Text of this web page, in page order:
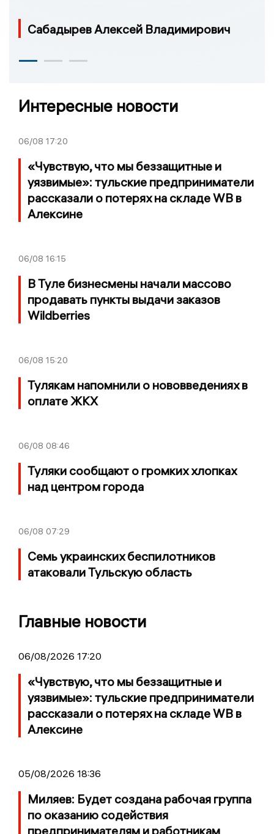
Сабадырев Алексей Владимирович
Интересные новости
06/08 17:20
«Чувствую, что мы беззащитные и
уязвимые»: тульские предприниматели
рассказали о потерях на складе WB в
Алексине
06/08 16:15
В Туле бизнесмены начали массово
продавать пункты выдачи заказов
Wildberries
06/08 15:20
Тулякам напомнили о нововведениях в
оплате ЖКХ
06/08 08:46
Туляки сообщают о громких хлопках
над центром города
06/08 07:29
Семь украинских беспилотников
атаковали Тульскую область
Главные новости
06/08/2026 17:20
«Чувствую, что мы беззащитные и
уязвимые»: тульские предприниматели
рассказали о потерях на складе WB в
Алексине
05/08/2026 18:36
Миляев: Будет создана рабочая группа
по оказанию содействия
предпринимателям и работникам